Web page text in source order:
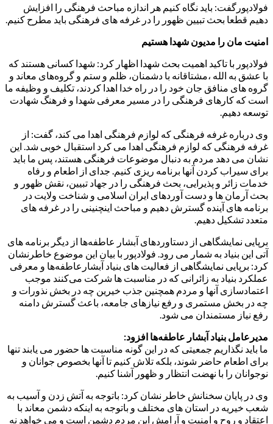
فولادپورگفت: باید نگاه کنیم هر اندازه مباحث فرهنگی را افزایش
دهیم قطعا بحث تبیین ظهور را در غرفه های فرهنگی باید مطرح کنیم.
امنیت مان را مدیون شهدا هستیم
فولادپور با تاکید اهمیت بحث شهدا اظهار کرد: شهدا کسانی هستند که
با عشق به الله ،مشتاقانه با دشمنان، ظلم و ستم و گروه‌های معاند و
گروه های منافق جان خود را در راه خدا اهدا کردند، تکلیف و وظیفه ما
است که کارهای فرهنگی را در مسیر معرفی شهدا و فرهنگ شهادت
توسعه دهیم.
وی درباره غرفه فرهنگی که لوازم فرهنگی اهدا می کند، گفت: از
غرفه فرهنگی که لوازم فرهنگی اهدا می کرد استقبال خوبی شد. این
نشان می دهد مردم به دنبال موضوعات فرهنگی هستند، پس ما باید
برای سیراب کردن آنها برنامه ریزی کنیم. جدای از اطعام و رفاه
خدمات زائر و پذیرایی، بحث فرهنگی را در جهاد تبیین، نقش ظهور و
بحث آرمان ها و دست آوردهای ایران اسلامی و شناخت ولایت در
برنامه های آینده گسترش دهیم و مباحث اینچنینی را در غرفه های
متعدد تشکیل دهیم.
برپایی نمایشگاهی از دستاوردهای آبشار عاطفه‌ها از دیگر برنامه های
آتی این بنیاد به شمار می رود. فولادپور با بیان این موضوع خاطرنشان
کرد: برپایی نمایشگاهی از فعالیت های بنیاد آبشارعاطفه‌ها و معرفی
عملکرد بنیاد به زائرانی که در مناسبت ها شرکت می‌کنند موجب
اعتمادسازی آنها و مردم همچنین جذب خیرین چه در بخش نذورات و
چه در بخش مستمری و رفع نیازهای جامعه، باعث گسترش دامنه
رفع نیاز مستمندان می شود.
مدیرعامل بنیاد آبشار عاطفه‌ها افزود:
ما باید نگذاریم جمعیتی که در این گونه مناسبت ها حضور می یابند تنها
برای اطعام حاضر شوند، بلکه تلاش کنیم تا آنها بخصوص جوانان و
نوجوانان را با نهضت انتظار و ظهور آشنا کنیم.
وی در پایان سخنانش خاطر نشان کرد: باتوجه به آتش زدن و آسیب به
شعب خیریه در استان های مختلف و باتوجه به اینکه دشمن معاند با
اعتقاد و روح و امنیت و آرامش این مردم دشمن است و می خواهد نه